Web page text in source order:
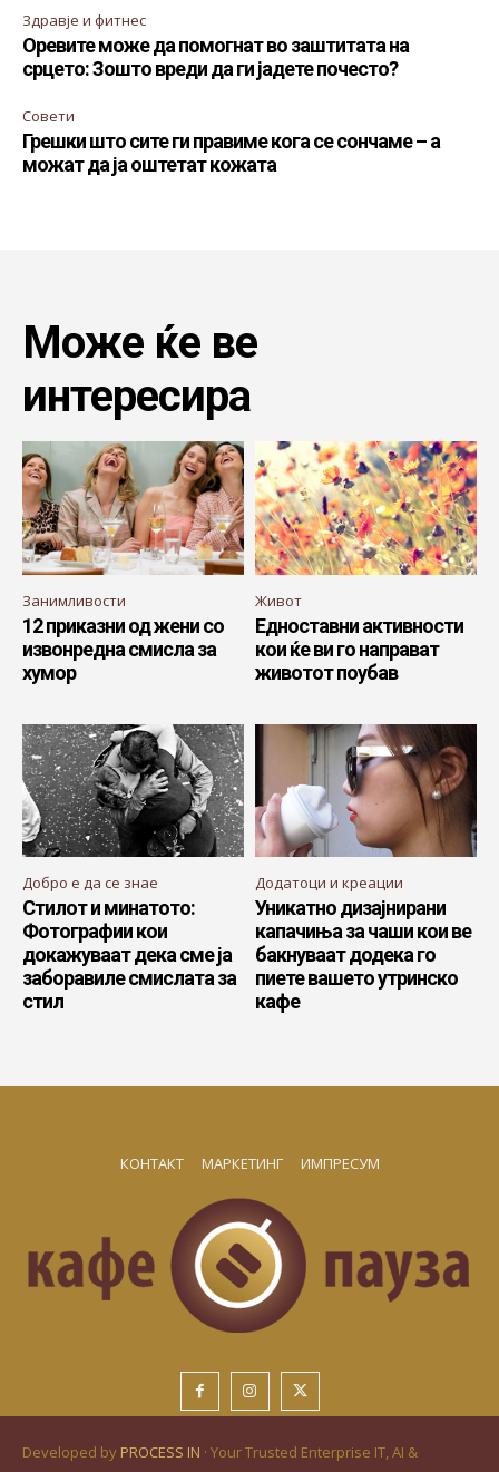
Здравје и фитнес
Оревите може да помогнат во заштитата на
срцето: Зошто вреди да ги јадете почесто?
Совети
Грешки што сите ги правиме кога се сончаме – а
можат да ја оштетат кожата
Може ќе ве
интересира
Занимливости
12 приказни од жени со
извонредна смисла за
хумор
Живот
Едноставни активности
кои ќе ви го направат
животот поубав
Добро е да се знае
Стилот и минатото:
Фотографии кои
докажуваат дека сме ја
заборавиле смислата за
стил
Додатоци и креации
Уникатно дизајнирани
капачиња за чаши кои ве
бакнуваат додека го
пиете вашето утринско
кафе
КОНТАКТ МАРКЕТИНГ ИМПРЕСУМ
Developed by PROCESS IN · Your Trusted Enterprise IT, AI &